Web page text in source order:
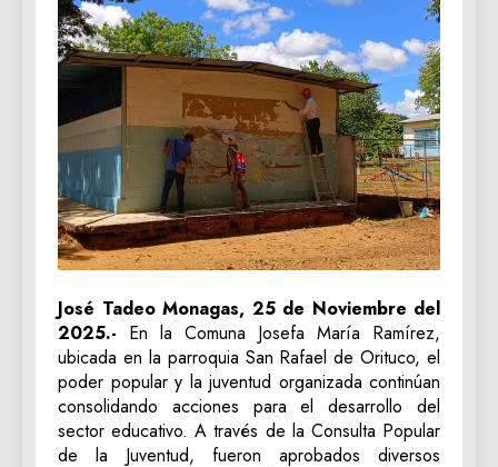
José Tadeo Monagas, 25 de Noviembre del
2025.- En la Comuna Josefa María Ramírez,
ubicada en la parroquia San Rafael de Orituco, el
poder popular y la juventud organizada continúan
consolidando acciones para el desarrollo del
sector educativo. A través de la Consulta Popular
de la Juventud, fueron aprobados diversos